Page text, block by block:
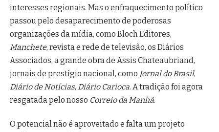
interesses regionais. Mas o enfraquecimento político
passou pelo desaparecimento de poderosas
organizações da mídia, como Bloch Editores,
Manchete, revista e rede de televisão, os Diários
Associados, a grande obra de Assis Chateaubriand,
jornais de prestígio nacional, como Jornal do Brasil,
Diário de Notícias, Diário Carioca. A tradição foi agora
resgatada pelo nosso Correio da Manhã.
O potencial não é aproveitado e falta um projeto